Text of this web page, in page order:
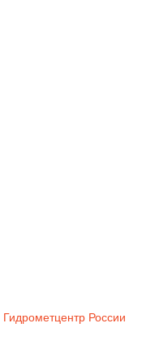
Гидрометцентр России